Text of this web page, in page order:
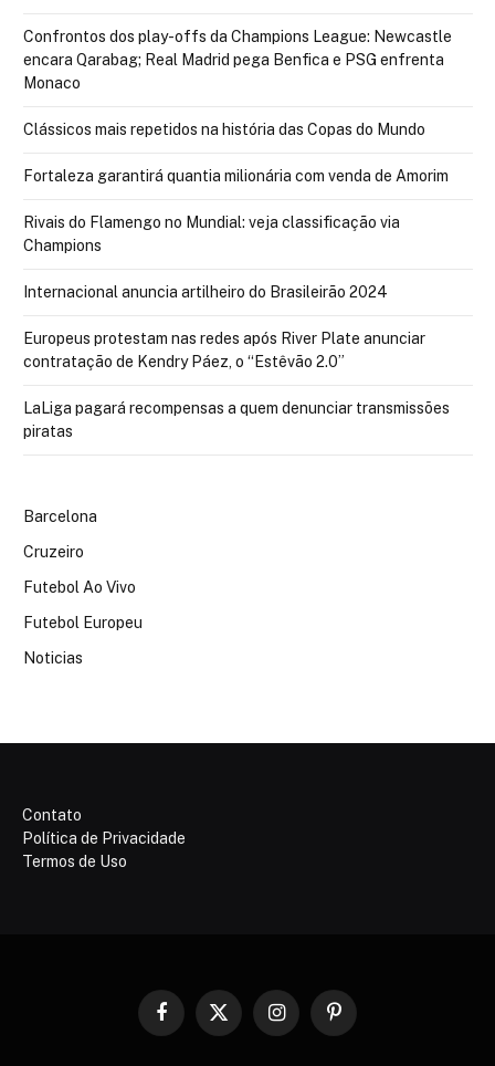
Confrontos dos play-offs da Champions League: Newcastle
encara Qarabag; Real Madrid pega Benfica e PSG enfrenta
Monaco
Clássicos mais repetidos na história das Copas do Mundo
Fortaleza garantirá quantia milionária com venda de Amorim
Rivais do Flamengo no Mundial: veja classificação via
Champions
Internacional anuncia artilheiro do Brasileirão 2024
Europeus protestam nas redes após River Plate anunciar
contratação de Kendry Páez, o “Estêvão 2.0”
LaLiga pagará recompensas a quem denunciar transmissões
piratas
Barcelona
Cruzeiro
Futebol Ao Vivo
Futebol Europeu
Noticias
Contato
Política de Privacidade
Termos de Uso
Facebook
X
InstagramPinterest